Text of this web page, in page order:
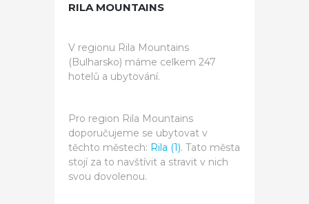
RILA MOUNTAINS
V regionu Rila Mountains
(Bulharsko) máme celkem 247
hotelů a ubytování.
Pro region Rila Mountains
doporučujeme se ubytovat v
těchto městech: Rila (1). Tato města
stojí za to navštívit a stravit v nich
svou dovolenou.